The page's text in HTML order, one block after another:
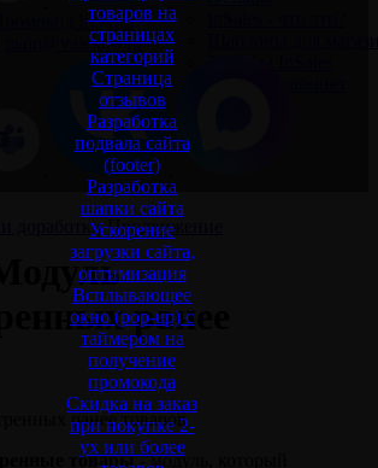
товаров на
страницах
категорий
Страница
отзывов
Разработка
подвала сайта
(footer)
Разработка
шапки сайта
Ускорение
загрузки сайта,
оптимизация
Всплывающее
окно (pop-up) с
таймером на
получение
промокода
Скидка на заказ
при покупке 2-
ух или более
Промокод InSales
main@valektro.ru
доработки Продвижение
ранее
товары- модуль, который